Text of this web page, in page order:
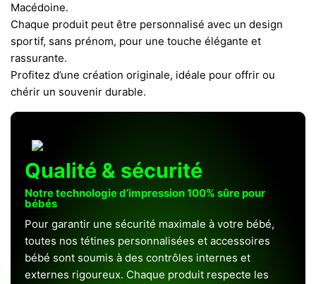
Macédoine.
Chaque produit peut être personnalisé avec un design
sportif, sans prénom, pour une touche élégante et
rassurante.
Profitez d’une création originale, idéale pour offrir ou
chérir un souvenir durable.
Qualité & sécurité
Notre technologie d’impression 100% sûre pour
bébés
Pour garantir une sécurité maximale à votre bébé,
toutes nos tétines personnalisées et accessoires
bébé sont soumis à des contrôles internes et
externes rigoureux. Chaque produit respecte les